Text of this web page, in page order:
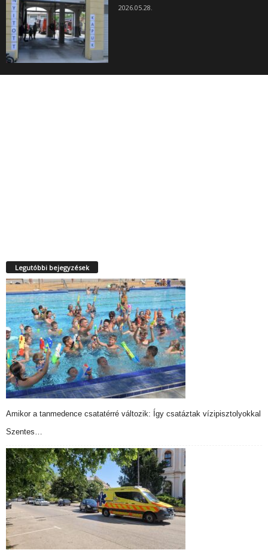
2026.05.28.
Legutóbbi bejegyzések
Amikor a tanmedence csatatérré változik: Így csatáztak vízipisztolyokkal
Szentes…